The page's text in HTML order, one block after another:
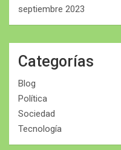
septiembre 2023
Categorías
Blog
Política
Sociedad
Tecnología